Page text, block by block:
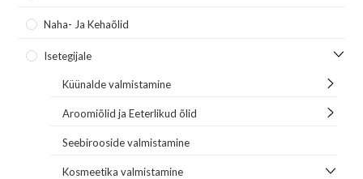
Naha- Ja Kehaõlid
Isetegijale
Küünalde valmistamine
Aroomiõlid ja Eeterlikud õlid
Seebirooside valmistamine
Kosmeetika valmistamine